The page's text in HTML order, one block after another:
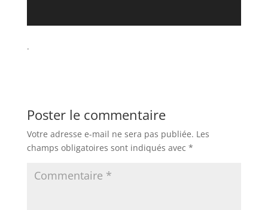
.
Poster le commentaire
Votre adresse e-mail ne sera pas publiée. Les
champs obligatoires sont indiqués avec *